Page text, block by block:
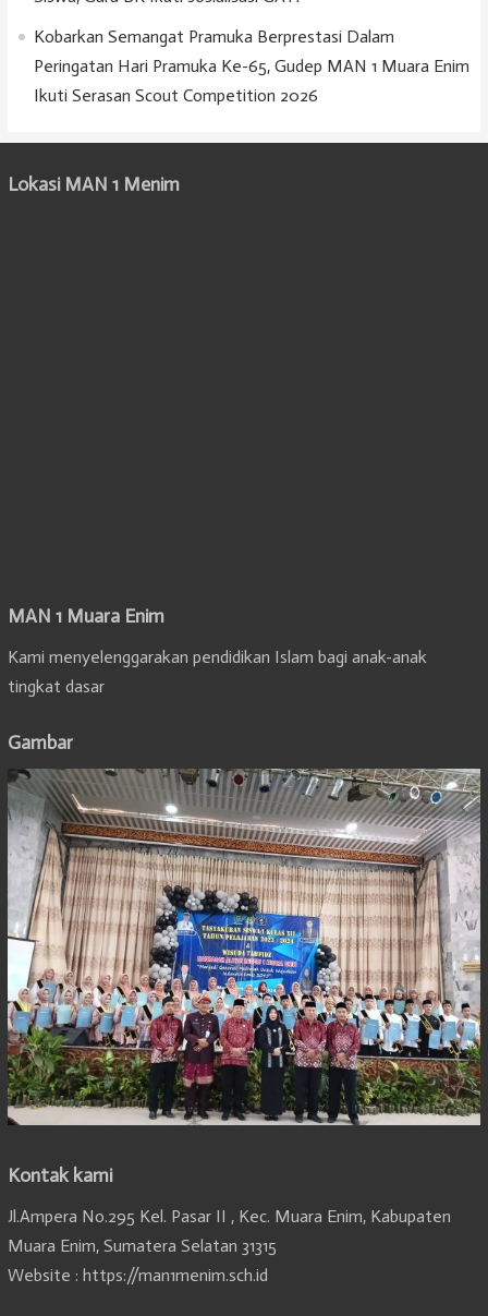
Kobarkan Semangat Pramuka Berprestasi Dalam
Peringatan Hari Pramuka Ke-65, Gudep MAN 1 Muara Enim
Ikuti Serasan Scout Competition 2026
Lokasi MAN 1 Menim
MAN 1 Muara Enim
Kami menyelenggarakan pendidikan Islam bagi anak-anak
tingkat dasar
Gambar
Kontak kami
Jl.Ampera No.295 Kel. Pasar II , Kec. Muara Enim, Kabupaten
Muara Enim, Sumatera Selatan 31315
Website : https://man1menim.sch.id